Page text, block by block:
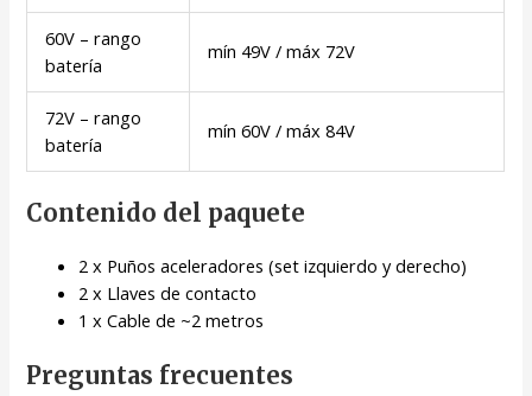
60V – rango
batería
mín 49V / máx 72V
72V – rango
batería
mín 60V / máx 84V
Contenido del paquete
2 x Puños aceleradores (set izquierdo y derecho)
2 x Llaves de contacto
1 x Cable de ~2 metros
Preguntas frecuentes